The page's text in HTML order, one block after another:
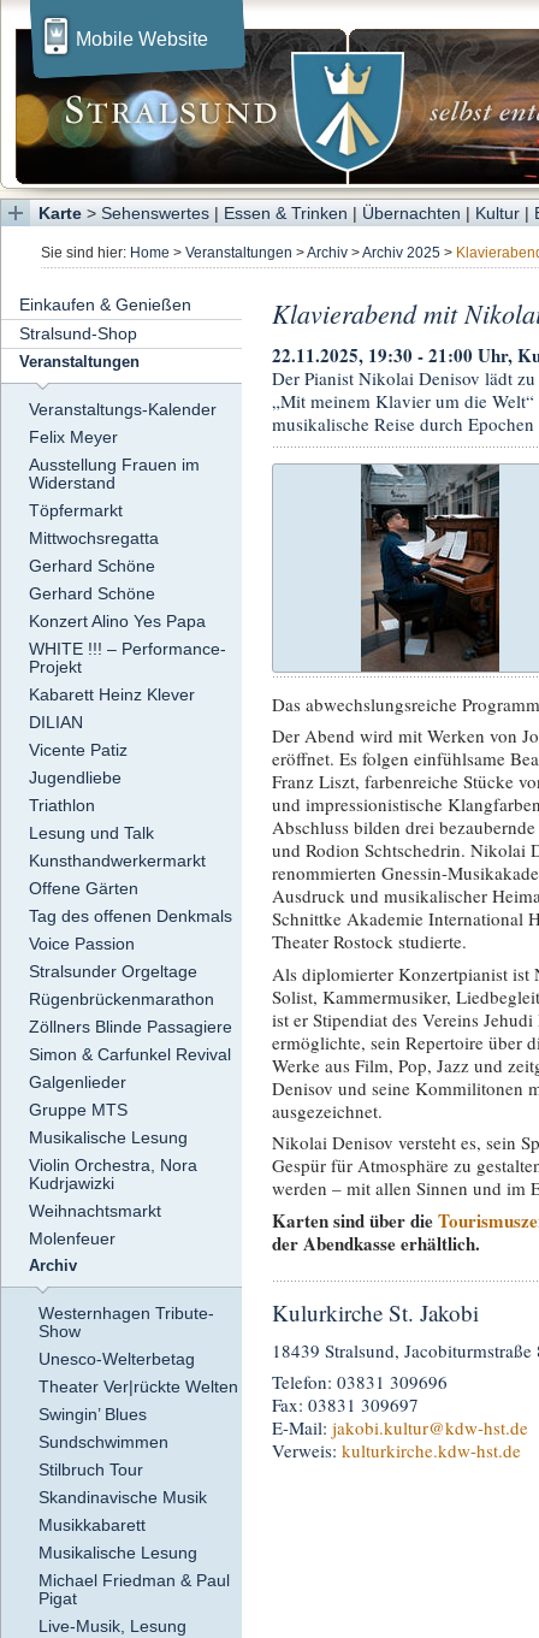
Mobile Website
Karte > Sehenswertes | Essen & Trinken | Übernachten | Kultur |
Sie sind hier: Home > Veranstaltungen >Archiv >Archiv 2025 >
Einkaufen & Genießen
Stralsund-Shop
Veranstaltungen
Veranstaltungs-Kalender
Felix Meyer
Ausstellung Frauen im
Widerstand
Töpfermarkt
Mittwochsregatta
Gerhard Schöne
Gerhard Schöne
Konzert Alino Yes Papa
WHITE !!! – Performance-
Projekt
Kabarett Heinz Klever
DILIAN
Vicente Patiz
Jugendliebe
Triathlon
Lesung und Talk
Kunsthandwerkermarkt
Offene Gärten
Tag des offenen Denkmals
Voice Passion
Stralsunder Orgeltage
Rügenbrückenmarathon
Zöllners Blinde Passagiere
Simon & Carfunkel Revival
Galgenlieder
Gruppe MTS
Musikalische Lesung
Violin Orchestra, Nora
Kudrjawizki
Weihnachtsmarkt
Molenfeuer
Archiv
Westernhagen Tribute-
Show
Unesco-Welterbetag
Theater Ver|rückte Welten
Swingin’ Blues
Sundschwimmen
Stilbruch Tour
Skandinavische Musik
Musikkabarett
Musikalische Lesung
Michael Friedman & Paul
Pigat
Live-Musik, Lesung
Klavierabend mit
22.11.2025, 19:30 - 21:00 Uhr,
Der Pianist Nikolai Denisov lädt
„Mit meinem Klavier um die
musikalische Reise durch
Das abwechslungsreiche
Der Abend wird mit Werken von
eröffnet. Es folgen einfühlsame
Franz Liszt, farbenreiche Stücke
und impressionistische
Abschluss bilden drei
und Rodion Schtschedrin. Nikolai
renommierten Gnessin-
Ausdruck und musikalischer
Schnittke Akademie International
Theater Rostock studierte.
Als diplomierter Konzertpianist
Solist, Kammermusiker,
ist er Stipendiat des Vereins
ermöglichte, sein Repertoire über
Werke aus Film, Pop, Jazz und
Denisov und seine Kommilitonen
ausgezeichnet.
Nikolai Denisov versteht es, sein
Gespür für Atmosphäre zu
werden – mit allen Sinnen und im
Karten sind über die
der Abendkasse erhältlich.
Kulurkirche St. Jakobi
18439 Stralsund, Jacobiturmstraße
Telefon: 03831 309696
Fax: 03831 309697
E-Mail: jakobi.kultur@kdw-hst.de
Verweis: kulturkirche.kdw-hst.de